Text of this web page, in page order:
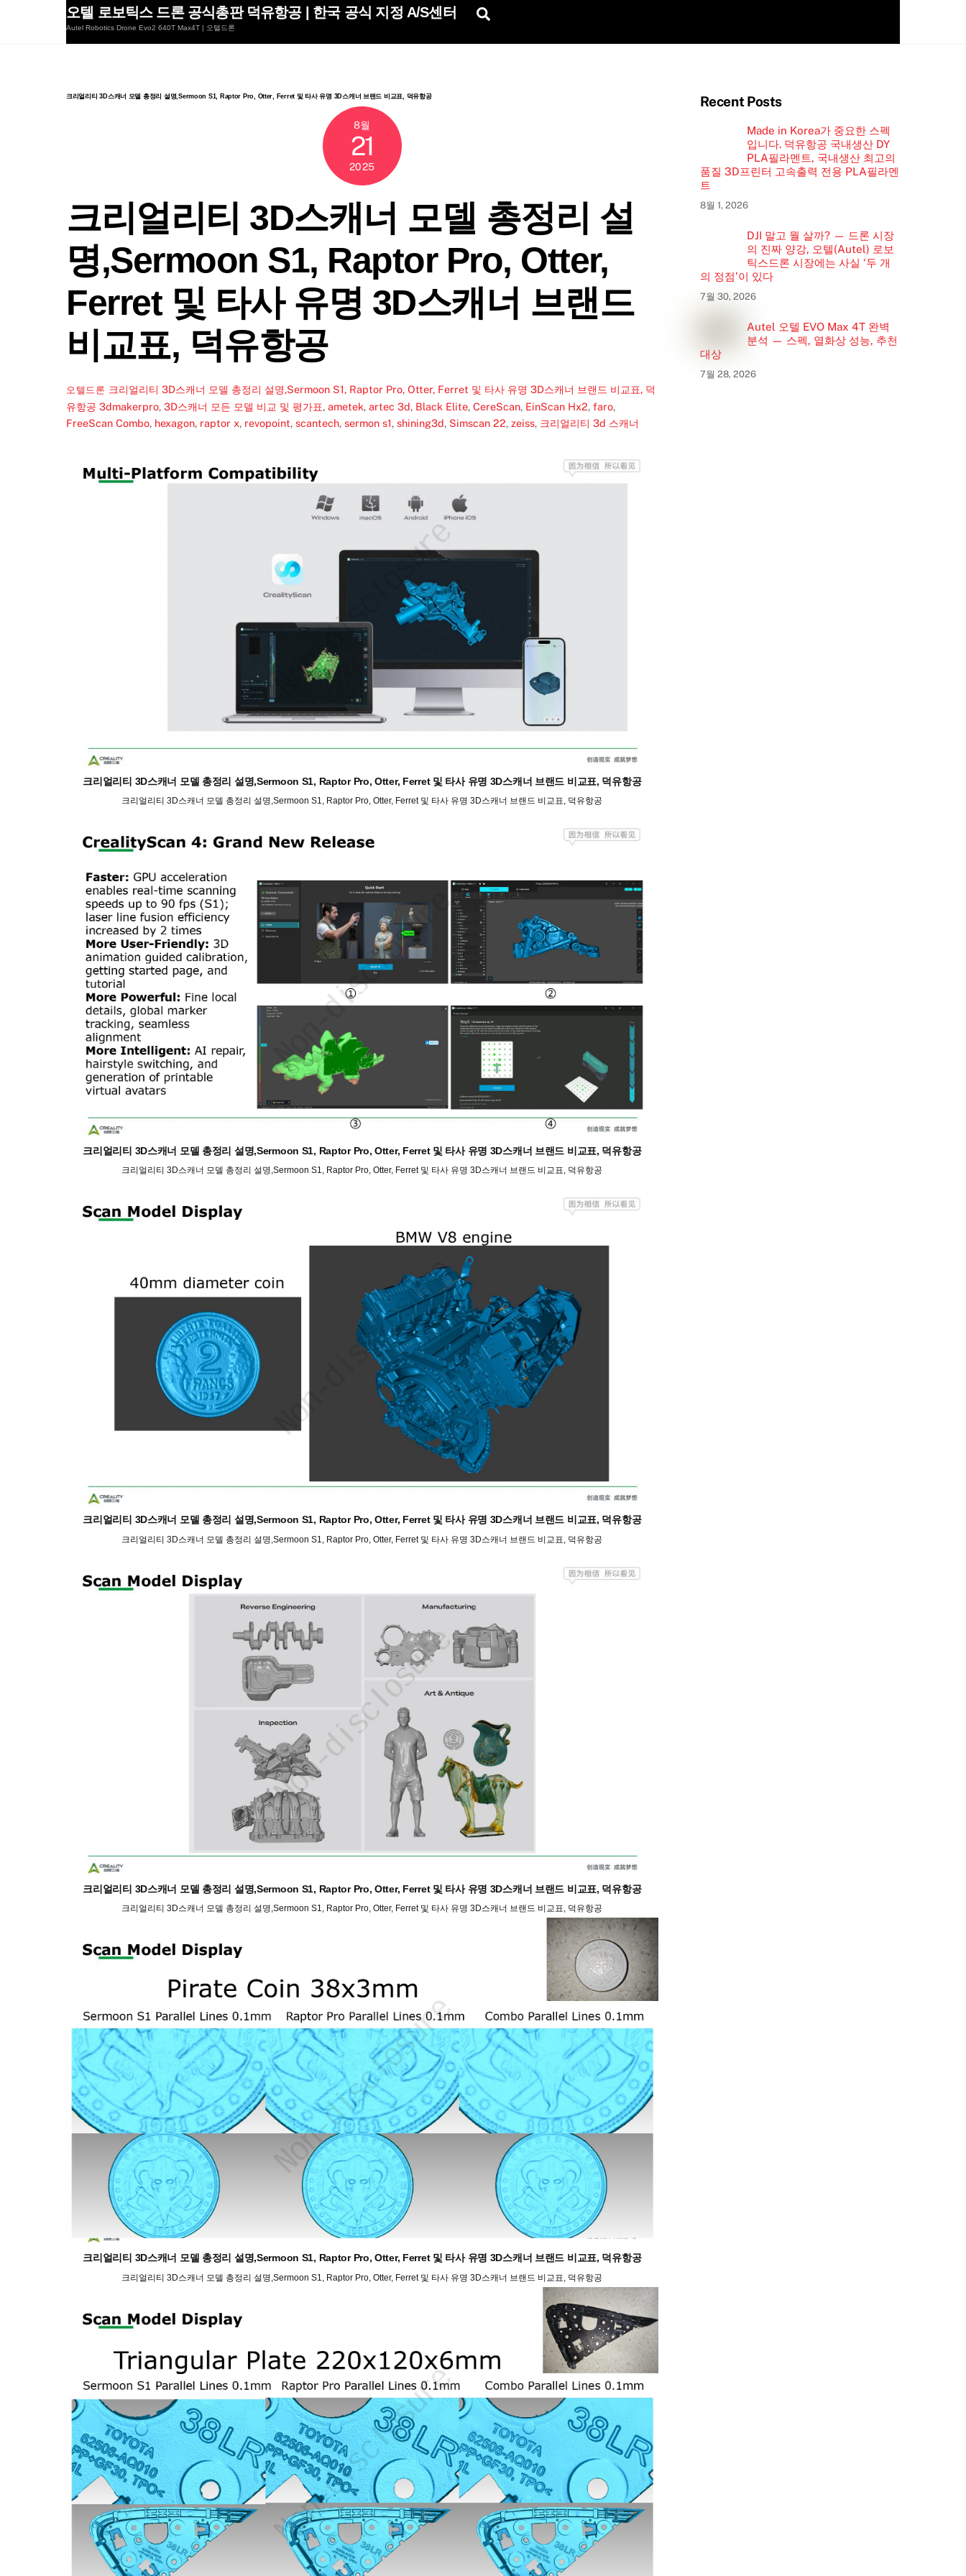
오텔 로보틱스 드론 공식총판 덕유항공 | 한국 공식 지정 A/S센터
Autel Robotics Drone Evo2 640T Max4T | 오텔드론
크리얼리티 3D스캐너 모델 총정리 설명,Sermoon S1, Raptor Pro, Otter, Ferret 및 타사 유명 3D스캐너 브랜드 비교표, 덕유항공
8월
21
2025
크리얼리티 3D스캐너 모델 총정리 설
명,Sermoon S1, Raptor Pro, Otter,
Ferret 및 타사 유명 3D스캐너 브랜드
비교표, 덕유항공
오텔드론 크리얼리티 3D스캐너 모델 총정리 설명,Sermoon S1, Raptor Pro, Otter, Ferret 및 타사 유명 3D스캐너 브랜드 비교표, 덕
유항공 3dmakerpro, 3D스캐너 모든 모델 비교 및 평가표, ametek, artec 3d, Black Elite, CereScan, EinScan Hx2, faro,
FreeScan Combo, hexagon, raptor x, revopoint, scantech, sermon s1, shining3d, Simscan 22, zeiss, 크리얼리티 3d 스캐너
크리얼리티 3D스캐너 모델 총정리 설명,Sermoon S1, Raptor Pro, Otter, Ferret 및 타사 유명 3D스캐너 브랜드 비교표, 덕유항공
크리얼리티 3D스캐너 모델 총정리 설명,Sermoon S1, Raptor Pro, Otter, Ferret 및 타사 유명 3D스캐너 브랜드 비교표, 덕유항공
크리얼리티 3D스캐너 모델 총정리 설명,Sermoon S1, Raptor Pro, Otter, Ferret 및 타사 유명 3D스캐너 브랜드 비교표, 덕유항공
크리얼리티 3D스캐너 모델 총정리 설명,Sermoon S1, Raptor Pro, Otter, Ferret 및 타사 유명 3D스캐너 브랜드 비교표, 덕유항공
크리얼리티 3D스캐너 모델 총정리 설명,Sermoon S1, Raptor Pro, Otter, Ferret 및 타사 유명 3D스캐너 브랜드 비교표, 덕유항공
크리얼리티 3D스캐너 모델 총정리 설명,Sermoon S1, Raptor Pro, Otter, Ferret 및 타사 유명 3D스캐너 브랜드 비교표, 덕유항공
크리얼리티 3D스캐너 모델 총정리 설명,Sermoon S1, Raptor Pro, Otter, Ferret 및 타사 유명 3D스캐너 브랜드 비교표, 덕유항공
크리얼리티 3D스캐너 모델 총정리 설명,Sermoon S1, Raptor Pro, Otter, Ferret 및 타사 유명 3D스캐너 브랜드 비교표, 덕유항공
크리얼리티 3D스캐너 모델 총정리 설명,Sermoon S1, Raptor Pro, Otter, Ferret 및 타사 유명 3D스캐너 브랜드 비교표, 덕유항공
크리얼리티 3D스캐너 모델 총정리 설명,Sermoon S1, Raptor Pro, Otter, Ferret 및 타사 유명 3D스캐너 브랜드 비교표, 덕유항공
Recent Posts
Made in Korea가 중요한 스펙
입니다. 덕유항공 국내생산 DY
PLA필라멘트, 국내생산 최고의
품질 3D프린터 고속출력 전용 PLA필라멘
트
8월 1, 2026
DJI 말고 뭘 살까? — 드론 시장
의 진짜 양강, 오텔(Autel) 로보
틱스드론 시장에는 사실 ‘두 개
의 정점’이 있다
7월 30, 2026
Autel 오텔 EVO Max 4T 완벽
분석 — 스펙, 열화상 성능, 추천
대상
7월 28, 2026